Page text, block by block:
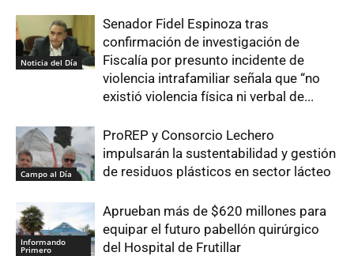
Noticia del Día
Senador Fidel Espinoza tras
confirmación de investigación de
Fiscalía por presunto incidente de
violencia intrafamiliar señala que “no
existió violencia física ni verbal de...
Campo al Día
ProREP y Consorcio Lechero
impulsarán la sustentabilidad y gestión
de residuos plásticos en sector lácteo
Informando
Primero
Aprueban más de $620 millones para
equipar el futuro pabellón quirúrgico
del Hospital de Frutillar